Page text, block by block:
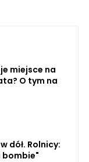
miejsce na
O tym na
dół. Rolnicy:
bombie"